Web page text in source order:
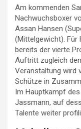
Am kommenden
Nachwuchsboxer
Assan Hansen
(Mittelgewicht). Für
bereits der vierte
Auftritt zugleich
Veranstaltung wird
Schütze in
Im Hauptkampf
Jassmann, auf
Talente weiter